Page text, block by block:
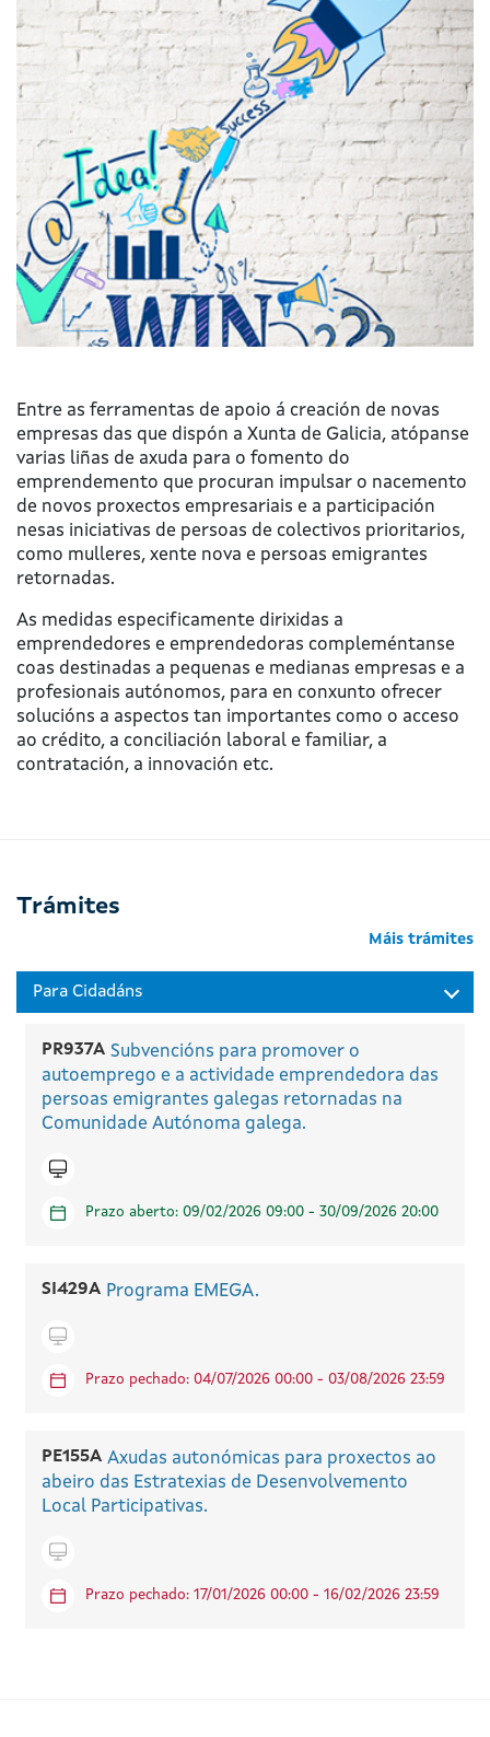
Entre as ferramentas de apoio á creación de novas
empresas das que dispón a Xunta de Galicia, atópanse
varias liñas de axuda para o fomento do
emprendemento que procuran impulsar o nacemento
de novos proxectos empresariais e a participación
nesas iniciativas de persoas de colectivos prioritarios,
como mulleres, xente nova e persoas emigrantes
retornadas.
As medidas especificamente dirixidas a
emprendedores e emprendedoras compleméntanse
coas destinadas a pequenas e medianas empresas e a
profesionais autónomos, para en conxunto ofrecer
solucións a aspectos tan importantes como o acceso
ao crédito, a conciliación laboral e familiar, a
contratación, a innovación etc.
Trámites
Máis trámites
PR937A Subvencións para promover o
autoemprego e a actividade emprendedora das
persoas emigrantes galegas retornadas na
Comunidade Autónoma galega.
Tramitar en liña
Prazo aberto: 09/02/2026 09:00 - 30/09/2026 20:00
SI429A Programa EMEGA.
Tramitar en liña
Prazo pechado: 04/07/2026 00:00 - 03/08/2026 23:59
PE155A Axudas autonómicas para proxectos ao
abeiro das Estratexias de Desenvolvemento
Local Participativas.
Tramitar en liña
Prazo pechado: 17/01/2026 00:00 - 16/02/2026 23:59